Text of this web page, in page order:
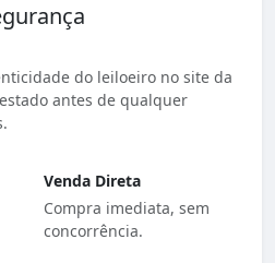
do leiloeiro no site da
antes de qualquer
Venda Direta
Compra imediata, sem
concorrência.